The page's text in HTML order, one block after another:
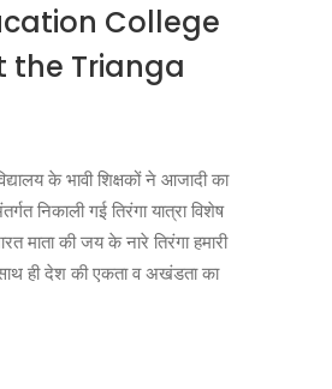
College
the Trianga
के भावी शिक्षकों ने आजादी का
निकाली गई तिरंगा यात्रा विशेष
माता की जय के नारे तिरंगा हमारी
ही देश की एकता व अखंडता का